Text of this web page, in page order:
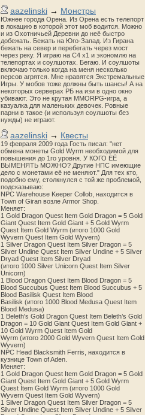
aazelinski → Монстры
Южнее города Орена. Из Орена есть телепорт
в локацию в которой этот моб водится. Можно
и из Охотничьей Деревни до неё быстро
добежать. Бежать на Юго-Запад. Из Гирана
бежать на север и перебегать через мост
через реку. Я играю на С4 х1 и экономлю на
телепортах и соулшотах. Бегаю. И соулшоты
включаю только когда на меня несколько
персов агрятся. Мне нравятся Экстремальные
Игры. У мобов тоже должны быть шансы! А на
некоторых серверах РБ на изи в одно окно
убивают. Это не крутая MMORPG-игра, а
казуалка для маленьких девочек. Ровные
парни в такое (и используя соулшоты без
нужды) не играют.
aazelinski → Квесты
19 февраля 2009 года Гость писал: "нет
обмена монеты Gold Wyrm необходимой для
повышения до 1го уровня. У КОГО ЕЁ
ВЫМЕНЯТЬ МОЖНО? Другие НПС имеющие
дело с монетами её не меняют." Для тех кто,
подобно ему, столкнулся с той же проблемой,
подсказываю:
NPC Warehouse Keeper Collob, находится в
Town of Giran возле Armor Shop.
Меняет:
1 Gold Dragon Quest Item Gold Dragon = 5 Gold
Giant Quest Item Gold Giant + 5 Gold Wyrm
Quest Item Gold Wyrm (итого 1000 Gold
Wyvern Quest Item Gold Wyvern)
1 Silver Dragon Quest Item Silver Dragon = 5
Silver Undine Quest Item Silver Undine + 5 Silver
Dryad Quest Item Silver Dryad
(итого 1000 Silver Unicorn Quest Item Silver
Unicorn)
1 Blood Dragon Quest Item Blood Dragon = 5
Blood Succubus Quest Item Blood Succubus + 5
Blood Basilisk Quest Item Blood
Basilisk (итого 1000 Blood Medusa Quest Item
Blood Medusa)
1 Beleth's Gold Dragon Quest Item Beleth’s Gold
Dragon = 10 Gold Giant Quest Item Gold Giant +
10 Gold Wyrm Quest Item Gold
Wyrm (итого 2000 Gold Wyvern Quest Item Gold
Wyvern)
NPC Head Blacksmith Ferris, находится в
кузнице Town of Aden.
Меняет:
1 Gold Dragon Quest Item Gold Dragon = 5 Gold
Giant Quest Item Gold Giant + 5 Gold Wyrm
Quest Item Gold Wyrm (итого 1000 Gold
Wyvern Quest Item Gold Wyvern)
1 Silver Dragon Quest Item Silver Dragon = 5
Silver Undine Quest Item Silver Undine + 5 Silver